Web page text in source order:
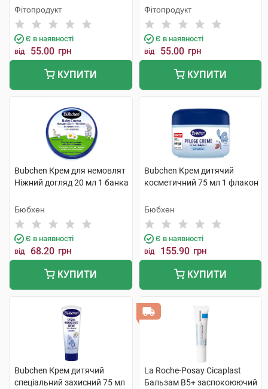
туба
Фітопродукт
Є в наявності
від 55.00 грн
КУПИТИ
туба
Фітопродукт
Є в наявності
від 55.00 грн
КУПИТИ
Bubchen Крем для немовлят
Ніжний догляд 20 мл 1 банка
Бюбхен
Є в наявності
від 68.20 грн
КУПИТИ
Bubchen Крем дитячий
косметичний 75 мл 1 флакон
Бюбхен
Є в наявності
від 155.90 грн
КУПИТИ
Bubchen Крем дитячий
спеціальний захисний 75 мл
La Roche-Posay Cicaplast
Бальзам B5+ заспокоюючий